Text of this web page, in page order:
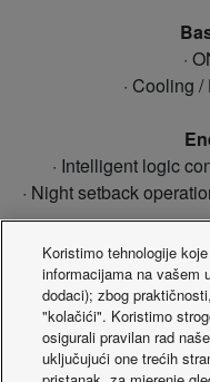
·
· Cooling
· Intelligent logic
· Night setback
· Part
· Maximum
· Automatic test
· Alarm
Koristimo tehnologije
informacijama na vašem
dodaci); zbog
"kolačići". Koristimo
osigurali pravilan rad
uključujući one trećih